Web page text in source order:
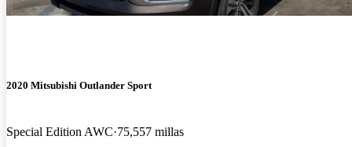
2020 Mitsubishi Outlander Sport
Special Edition AWC 75,557 millas